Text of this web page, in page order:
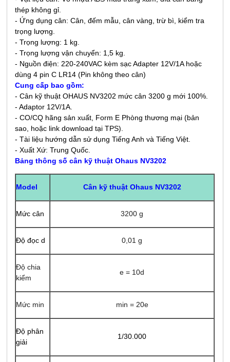
thép không gỉ.
- Ứng dụng cân: Cân, đếm mẫu, cân vàng, trừ bì, kiểm tra
trọng lượng.
- Trọng lượng: 1 kg.
- Trọng lượng vận chuyển: 1,5 kg.
- Nguồn điện: 220-240VAC kèm sạc Adapter 12V/1A hoặc
dùng 4 pin C LR14 (Pin không theo cân)
Cung cấp bao gồm:
- Cân kỹ thuật OHAUS NV3202 mức cân 3200 g mới 100%.
- Adaptor 12V/1A.
- CO/CQ hãng sản xuất, Form E Phòng thương mại (bản
sao, hoặc link download tại TPS).
- Tài liệu hướng dẫn sử dụng Tiếng Anh và Tiếng Việt.
- Xuất Xứ: Trung Quốc.
Bảng thông số cân kỹ thuật Ohaus NV3202
Model Cân kỹ thuật Ohaus NV3202
Mức cân 3200 g
Độ đọc d 0,01 g
Độ chia
kiểm
e = 10d
Mức min min = 20e
Độ phân
giải
1/30.000